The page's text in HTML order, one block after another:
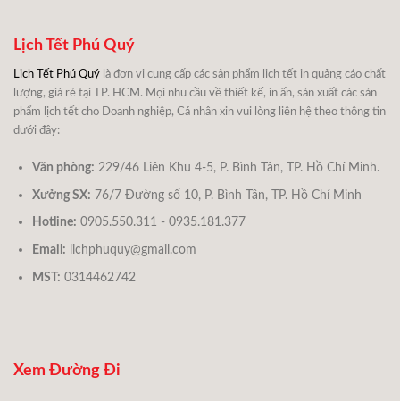
Lịch Tết Phú Quý
Lịch Tết Phú Quý là đơn vị cung cấp các sản phẩm lịch tết in quảng cáo chất
lượng, giá rẻ tại TP. HCM. Mọi nhu cầu về thiết kế, in ấn, sản xuất các sản
phẩm lịch tết cho Doanh nghiệp, Cá nhân xin vui lòng liên hệ theo thông tin
dưới đây:
Văn phòng: 229/46 Liên Khu 4-5, P. Bình Tân, TP. Hồ Chí Minh.
Xưởng SX: 76/7 Đường số 10, P. Bình Tân, TP. Hồ Chí Minh
Hotline: 0905.550.311 - 0935.181.377
Email: lichphuquy@gmail.com
MST: 0314462742
Xem Đường Đi